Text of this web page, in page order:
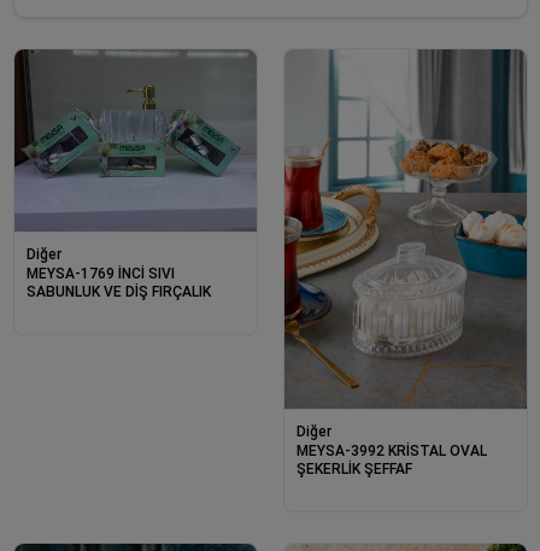
Diğer
MEYSA-1769 İNCİ SIVI
SABUNLUK VE DİŞ FIRÇALIK
Diğer
MEYSA-3992 KRİSTAL OVAL
ŞEKERLİK ŞEFFAF